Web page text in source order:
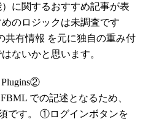
に関するおすすめ記事が表
のロジックは未調査です
共有情報 を元に独自の重み付
ないかと思います。
Plugins②
での記述となるため、
です。 ①ログインボタンを